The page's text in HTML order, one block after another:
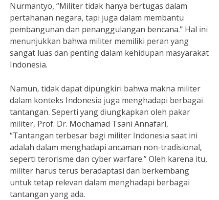
Nurmantyo, “Militer tidak hanya bertugas dalam
pertahanan negara, tapi juga dalam membantu
pembangunan dan penanggulangan bencana.” Hal ini
menunjukkan bahwa militer memiliki peran yang
sangat luas dan penting dalam kehidupan masyarakat
Indonesia.
Namun, tidak dapat dipungkiri bahwa makna militer
dalam konteks Indonesia juga menghadapi berbagai
tantangan. Seperti yang diungkapkan oleh pakar
militer, Prof. Dr. Mochamad Tsani Annafari,
“Tantangan terbesar bagi militer Indonesia saat ini
adalah dalam menghadapi ancaman non-tradisional,
seperti terorisme dan cyber warfare.” Oleh karena itu,
militer harus terus beradaptasi dan berkembang
untuk tetap relevan dalam menghadapi berbagai
tantangan yang ada.